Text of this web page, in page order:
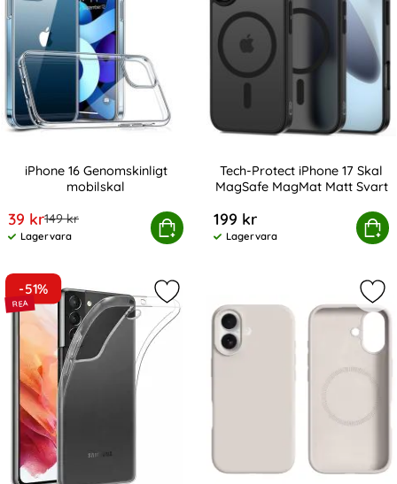
iPhone 16 Genomskinligt
mobilskal
rea pris
39 krtidigare pris
149 kr
Tillgänglighet:
Lagervara
Köp
iPhone 16 Genomskinligt mobilskal
Tech-Protect iPhone 17 Skal
MagSafe MagMat Matt Svart
199 kr
Tillgänglighet:
Lagervara
Köp
Tech-Protect iPhone 17 Skal
-51%
Markera transparent Skal